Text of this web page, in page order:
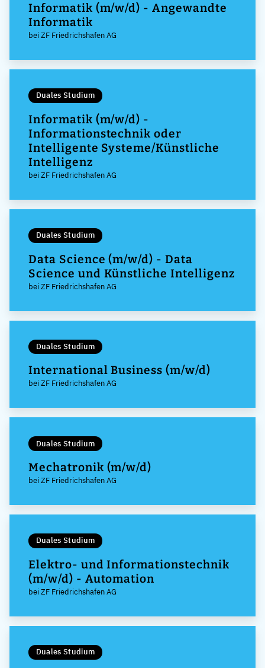
Informatik (m/w/d) - Angewandte
Informatik
bei ZF Friedrichshafen AG
Duales Studium
Informatik (m/w/d) -
Informationstechnik oder
Intelligente Systeme/Künstliche
Intelligenz
bei ZF Friedrichshafen AG
Duales Studium
Data Science (m/w/d) - Data
Science und Künstliche Intelligenz
bei ZF Friedrichshafen AG
Duales Studium
International Business (m/w/d)
bei ZF Friedrichshafen AG
Duales Studium
Mechatronik (m/w/d)
bei ZF Friedrichshafen AG
Duales Studium
Elektro- und Informationstechnik
(m/w/d) - Automation
bei ZF Friedrichshafen AG
Duales Studium